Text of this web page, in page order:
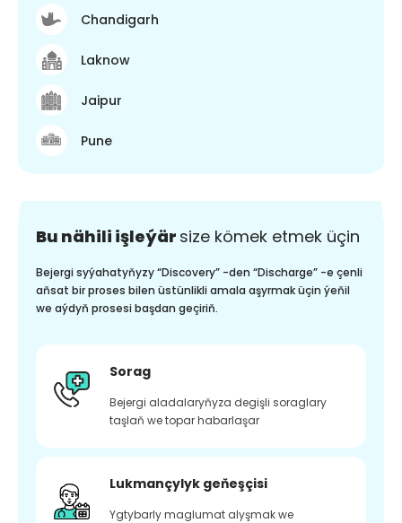
Chandigarh
Laknow
Jaipur
Pune
Bu nähili işleýär size kömek etmek üçin
Bejergi syýahatyňyzy “Discovery” -den “Discharge” -e çenli
aňsat bir proses bilen üstünlikli amala aşyrmak üçin ýeňil
we aýdyň prosesi başdan geçiriň.
Sorag
Bejergi aladalaryňyza degişli soraglary
taşlaň we topar habarlaşar
Lukmançylyk geňeşçisi
Ygtybarly maglumat alyşmak we